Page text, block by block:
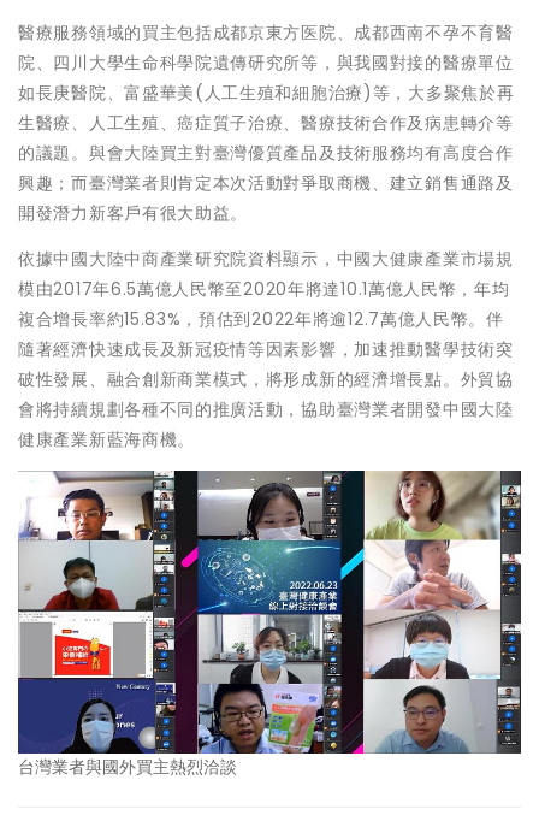
醫療服務領域的買主包括成都京東方医院、成都西南不孕不育醫
院、四川大學生命科學院遺傳研究所等，與我國對接的醫療單位
如長庚醫院、富盛華美(人工生殖和細胞治療)等，大多聚焦於再
生醫療、人工生殖、癌症質子治療、醫療技術合作及病患轉介等
的議題。與會大陸買主對臺灣優質產品及技術服務均有高度合作
興趣；而臺灣業者則肯定本次活動對爭取商機、建立銷售通路及
開發潛力新客戶有很大助益。
依據中國大陸中商產業研究院資料顯示，中國大健康產業市場規
模由2017年6.5萬億人民幣至2020年將達10.1萬億人民幣，年均
複合增長率約15.83%，預估到2022年將逾12.7萬億人民幣。伴
隨著經濟快速成長及新冠疫情等因素影響，加速推動醫學技術突
破性發展、融合創新商業模式，將形成新的經濟增長點。外貿協
會將持續規劃各種不同的推廣活動，協助臺灣業者開發中國大陸
健康產業新藍海商機。
台灣業者與國外買主熱烈洽談